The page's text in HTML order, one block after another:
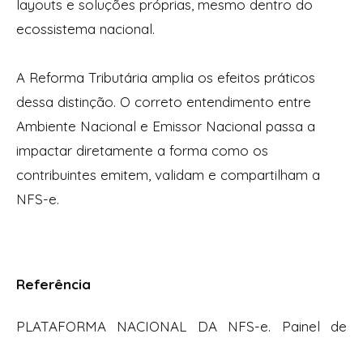
layouts e soluções próprias, mesmo dentro do
ecossistema nacional.
A Reforma Tributária amplia os efeitos práticos
dessa distinção. O correto entendimento entre
Ambiente Nacional e Emissor Nacional passa a
impactar diretamente a forma como os
contribuintes emitem, validam e compartilham a
NFS-e.
Referência
PLATAFORMA NACIONAL DA NFS-e. Painel de